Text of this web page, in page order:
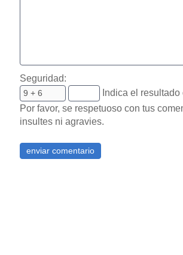
Seguridad:
Indica el resultado
Por favor, se respetuoso con tus
insultes ni agravies.